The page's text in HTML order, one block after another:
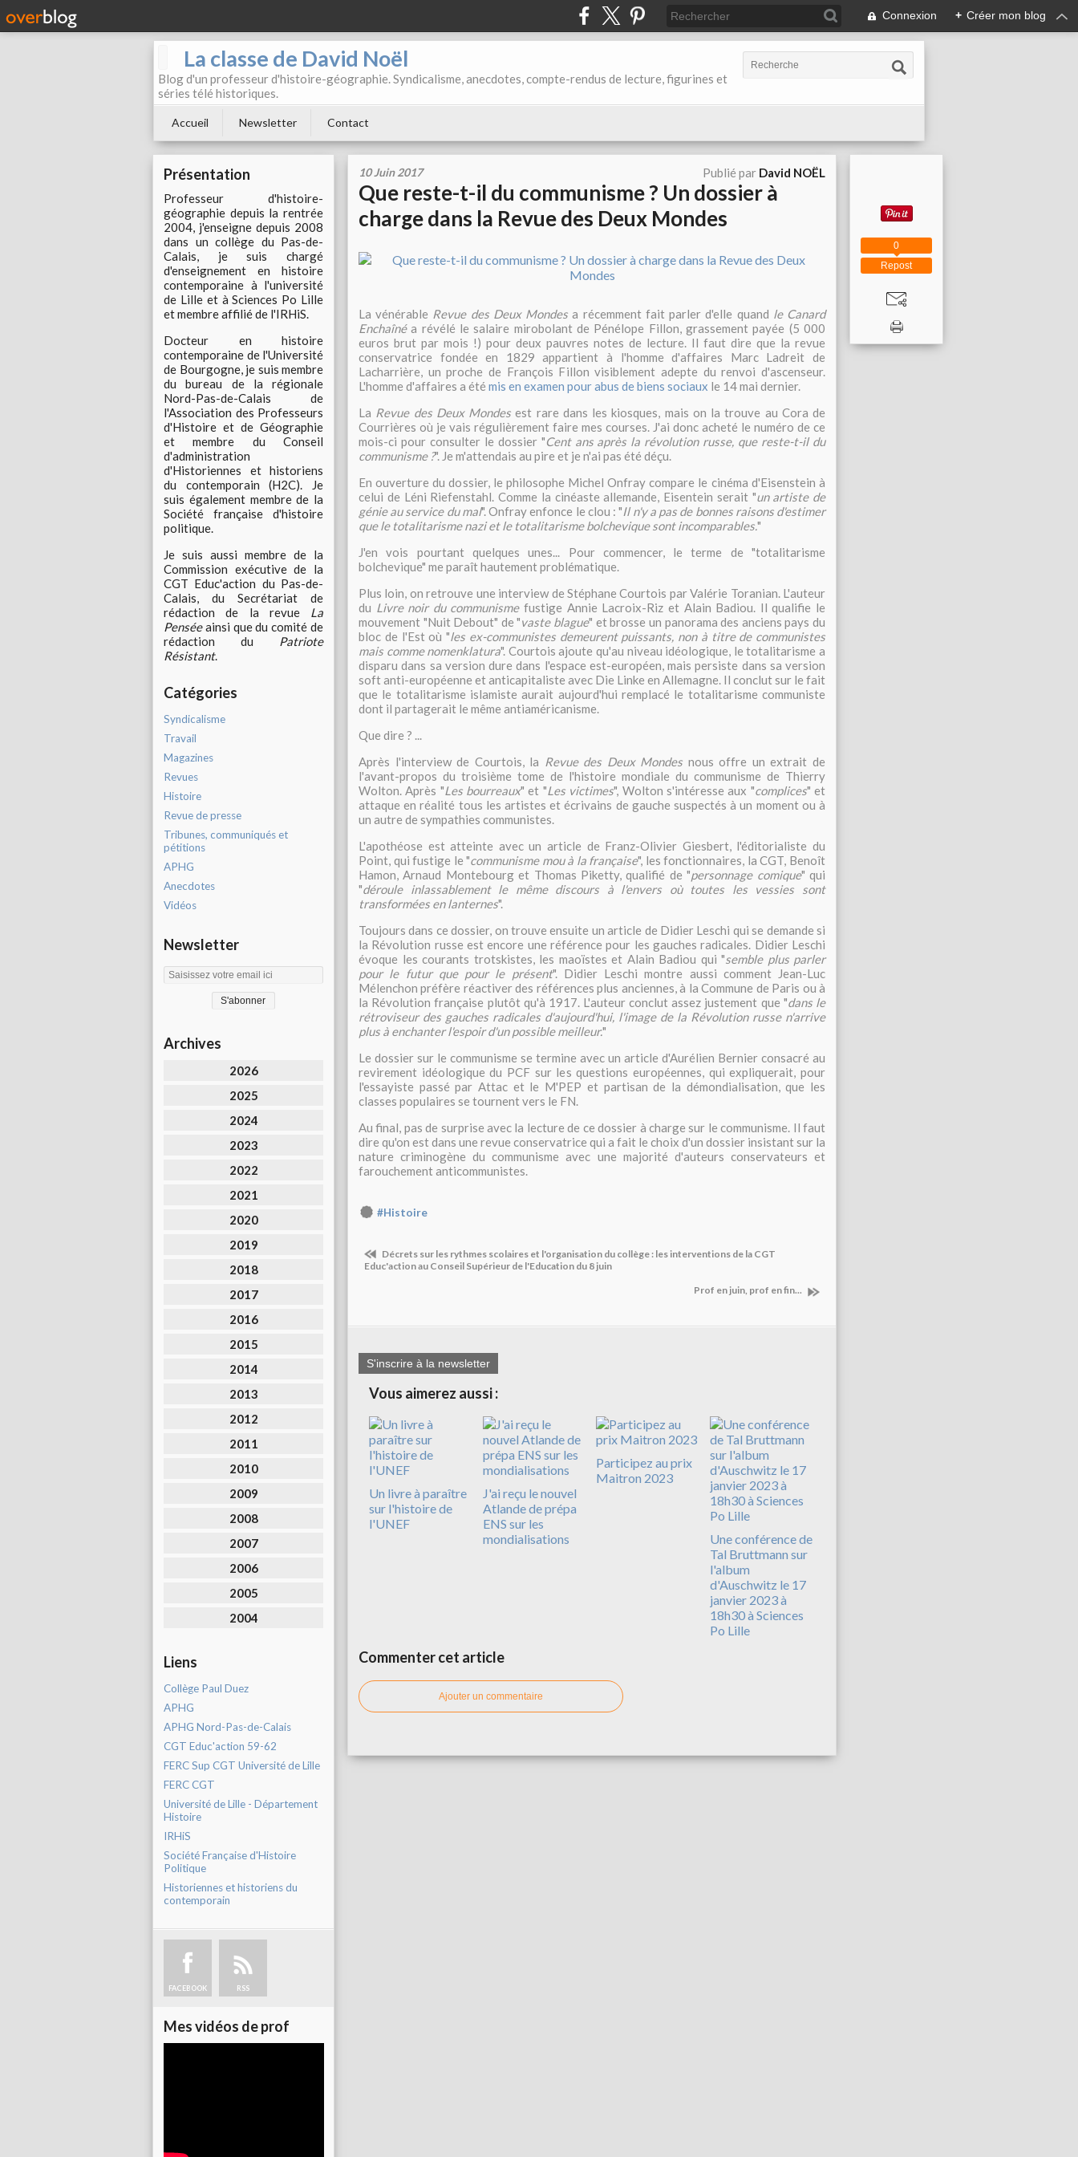
Connexion + Créer mon blog
La classe de David Noël
Blog d'un professeur d'histoire-géographie. Syndicalisme, anecdotes, compte-rendus de lecture, figurines et
séries télé historiques.
Accueil Newsletter Contact
Présentation
Professeur d'histoire-
géographie depuis la rentrée
2004, j'enseigne depuis 2008
dans un collège du Pas-de-
Calais, je suis chargé
d'enseignement en histoire
contemporaine à l'université
de Lille et à Sciences Po Lille
et membre affilié de l'IRHiS.
Docteur en histoire
contemporaine de l'Université
de Bourgogne, je suis membre
du bureau de la régionale
Nord-Pas-de-Calais de
l'Association des Professeurs
d'Histoire et de Géographie
et membre du Conseil
d'administration
d'Historiennes et historiens
du contemporain (H2C). Je
suis également membre de la
Société française d'histoire
politique.
Je suis aussi membre de la
Commission exécutive de la
CGT Educ'action du Pas-de-
Calais, du Secrétariat de
rédaction de la revue La
Penséeainsi que du comité de
rédaction du Patriote
Résistant.
Catégories
Syndicalisme
Travail
Magazines
Revues
Histoire
Revue de presse
Tribunes, communiqués et
pétitions
APHG
Anecdotes
Vidéos
Newsletter
Archives
2026
2025
2024
2023
2022
2021
2020
2019
2018
2017
2016
2015
2014
2013
2012
2011
2010
2009
2008
2007
2006
2005
2004
Liens
Collège Paul Duez
APHG
APHG Nord-Pas-de-Calais
CGT Educ'action 59-62
FERC Sup CGT Université de Lille
FERC CGT
Université de Lille - Département
Histoire
IRHiS
Société Française d'Histoire
Politique
Historiennes et historiens du
contemporain
FACEBOOK RSS
Mes vidéos de prof
10 Juin 2017 Publié par David NOËL
Que reste-t-il du communisme ? Un dossier à
charge dans la Revue des Deux Mondes
La vénérable Revue des Deux Mondesa récemment fait parler d'elle quand le Canard
Enchaînéa révélé le salaire mirobolant de Pénélope Fillon, grassement payée (5 000
euros brut par mois !) pour deux pauvres notes de lecture. Il faut dire que la revue
conservatrice fondée en 1829 appartient à l'homme d'affaires Marc Ladreit de
Lacharrière, un proche de François Fillon visiblement adepte du renvoi d'ascenseur.
L'homme d'affaires a été mis en examen pour abus de biens sociaux le 14 mai dernier.
La Revue des Deux Mondes est rare dans les kiosques, mais on la trouve au Cora de
Courrières où je vais régulièrement faire mes courses. J'ai donc acheté le numéro de ce
mois-ci pour consulter le dossier "Cent ans après la révolution russe, que reste-t-il du
communisme ?". Je m'attendais au pire et je n'ai pas été déçu.
En ouverture du dossier, le philosophe Michel Onfray compare le cinéma d'Eisenstein à
celui de Léni Riefenstahl. Comme la cinéaste allemande, Eisentein serait "un artiste de
génie au service du mal". Onfray enfonce le clou : "Il n'y a pas de bonnes raisons d'estimer
que le totalitarisme nazi et le totalitarisme bolchevique sont incomparables."
J'en vois pourtant quelques unes... Pour commencer, le terme de "totalitarisme
bolchevique" me paraît hautement problématique.
Plus loin, on retrouve une interview de Stéphane Courtois par Valérie Toranian. L'auteur
du Livre noir du communismefustige Annie Lacroix-Riz et Alain Badiou. Il qualifie le
mouvement "Nuit Debout" de "vaste blague" et brosse un panorama des anciens pays du
bloc de l'Est où "les ex-communistes demeurent puissants, non à titre de communistes
mais comme nomenklatura". Courtois ajoute qu'au niveau idéologique, le totalitarisme a
disparu dans sa version dure dans l'espace est-européen, mais persiste dans sa version
soft anti-européenne et anticapitaliste avec Die Linke en Allemagne. Il conclut sur le fait
que le totalitarisme islamiste aurait aujourd'hui remplacé le totalitarisme communiste
dont il partagerait le même antiaméricanisme.
Que dire ? ...
Après l'interview de Courtois, la Revue des Deux Mondes nous offre un extrait de
l'avant-propos du troisième tome de l'histoire mondiale du communisme de Thierry
Wolton. Après "Les bourreaux" et "Les victimes", Wolton s'intéresse aux "complices" et
attaque en réalité tous les artistes et écrivains de gauche suspectés à un moment ou à
un autre de sympathies communistes.
L'apothéose est atteinte avec un article de Franz-Olivier Giesbert, l'éditorialiste du
Point, qui fustige le "communisme mou à la française", les fonctionnaires, la CGT, Benoît
Hamon, Arnaud Montebourg et Thomas Piketty, qualifié de "personnage comique" qui
"déroule inlassablement le même discours à l'envers où toutes les vessies sont
transformées en lanternes".
Toujours dans ce dossier, on trouve ensuite un article de Didier Leschi qui se demande si
la Révolution russe est encore une référence pour les gauches radicales. Didier Leschi
évoque les courants trotskistes, les maoïstes et Alain Badiou qui "semble plus parler
pour le futur que pour le présent". Didier Leschi montre aussi comment Jean-Luc
Mélenchon préfère réactiver des références plus anciennes, à la Commune de Paris ou à
la Révolution française plutôt qu'à 1917. L'auteur conclut assez justement que "dans le
rétroviseur des gauches radicales d'aujourd'hui, l'image de la Révolution russe n'arrive
plus à enchanter l'espoir d'un possible meilleur."
Le dossier sur le communisme se termine avec un article d'Aurélien Bernier consacré au
revirement idéologique du PCF sur les questions européennes, qui expliquerait, pour
l'essayiste passé par Attac et le M'PEP et partisan de la démondialisation, que les
classes populaires se tournent vers le FN.
Au final, pas de surprise avec la lecture de ce dossier à charge sur le communisme. Il faut
dire qu'on est dans une revue conservatrice qui a fait le choix d'un dossier insistant sur la
nature criminogène du communisme avec une majorité d'auteurs conservateurs et
farouchement anticommunistes.
#Histoire
Décrets sur les rythmes scolaires et l'organisation du collège : les interventions de la CGT
Educ'action au Conseil Supérieur de l'Education du 8 juin
Prof en juin, prof en fin...
S'inscrire à la newsletter
Vous aimerez aussi :
Un livre à paraître
sur l'histoire de
l'UNEF
J'ai reçu le nouvel
Atlande de prépa
ENS sur les
mondialisations
Participez au prix
Maitron 2023
Une conférence de
Tal Bruttmann sur
l'album
d'Auschwitz le 17
janvier 2023 à
18h30 à Sciences
Po Lille
Commenter cet article
Ajouter un commentaire
Repost
0